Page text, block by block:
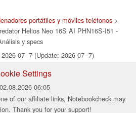
portátiles y móviles teléfonos >
Helios Neo 16S AI PHN16S-I51 -
y specs
07- 7 (Update: 2026-07- 7)
Settings
06:05
of our affiliate links, Notebookcheck may
Thank you for your support!